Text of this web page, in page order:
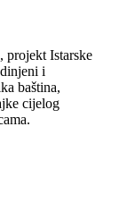
projekt Istarske
i
baština,
cijelog